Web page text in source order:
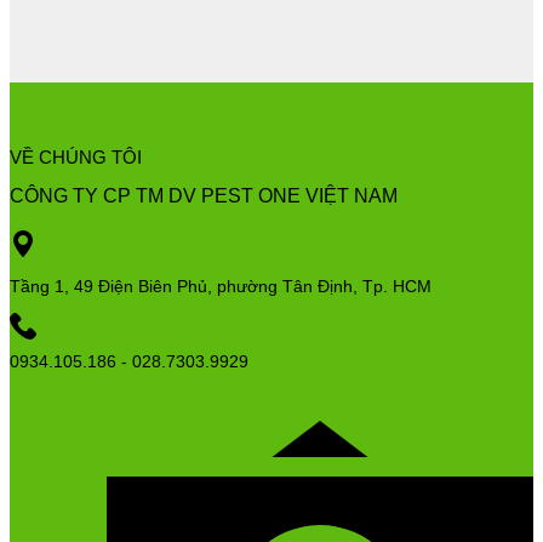
VỀ CHÚNG TÔI
CÔNG TY CP TM DV PEST ONE VIỆT NAM
Tầng 1, 49 Điện Biên Phủ, phường Tân Định, Tp. HCM
0934.105.186 - 028.7303.9929